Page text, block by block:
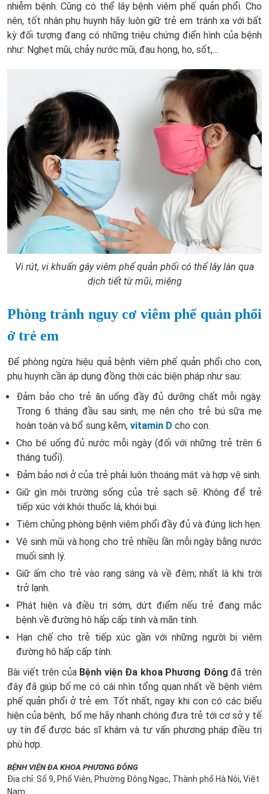
nhiễm bệnh. Cũng có thể lây bệnh viêm phế quản phổi. Cho
nên, tốt nhân phụ huynh hãy luôn giữ trẻ em tránh xa với bất
kỳ đối tượng đang có những triệu chứng điển hình của bệnh
như: Nghẹt mũi, chảy nước mũi, đau họng, ho, sốt,...
Vi rút, vi khuẩn gây viêm phế quản phổi có thể lây làn qua
dịch tiết từ mũi, miệng
Phòng tránh nguy cơ viêm phế quản phổi
ở trẻ em
Để phòng ngừa hiệu quả bệnh viêm phế quản phổi cho con,
phụ huynh cần áp dụng đồng thời các biện pháp như sau:
Đảm bảo cho trẻ ăn uống đầy đủ dưỡng chất mỗi ngày.
Trong 6 tháng đầu sau sinh, mẹ nên cho trẻ bú sữa mẹ
hoàn toàn và bổ sung kẽm, vitamin D cho con.
Cho bé uống đủ nước mỗi ngày (đối với những trẻ trên 6
tháng tuổi).
Đảm bảo nơi ở của trẻ phải luôn thoáng mát và hợp vệ sinh.
Giữ gìn môi trường sống của trẻ sạch sẽ. Không để trẻ
tiếp xúc với khói thuốc lá, khói bụi.
Tiêm chủng phòng bệnh viêm phổi đầy đủ và đúng lịch hẹn.
Vệ sinh mũi và họng cho trẻ nhiều lần mỗi ngày bằng nước
muối sinh lý.
Giữ ấm cho trẻ vào rạng sáng và về đêm; nhất là khi trời
trở lạnh.
Phát hiện và điều trị sớm, dứt điểm nếu trẻ đang mắc
bệnh về đường hô hấp cấp tính và mãn tính.
Hạn chế cho trẻ tiếp xúc gần với những người bị viêm
đường hô hấp cấp tính.
Bài viết trên của Bệnh viện Đa khoa Phương Đông đã trên
đây đã giúp bố mẹ có cái nhìn tổng quan nhất về bệnh viêm
phế quản phổi ở trẻ em. Tốt nhất, ngay khi con có các biểu
hiện của bệnh, bố mẹ hãy nhanh chóng đưa trẻ tới cơ sở y tế
uy tín để được bác sĩ khám và tư vấn phương pháp điều trị
phù hợp.
BỆNH VIỆN ĐA KHOA PHƯƠNG ĐÔNG
Địa chỉ: Số 9, Phố Viên, Phường Đông Ngạc, Thành phố Hà Nội, Việt
Nam